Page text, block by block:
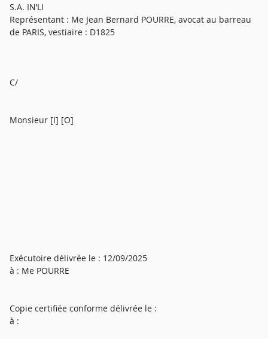
S.A. IN’LI
Représentant : Me Jean Bernard POURRE, avocat au barreau
de PARIS, vestiaire : D1825
C/
Monsieur [I] [O]
Exécutoire délivrée le : 12/09/2025
à : Me POURRE
Copie certifiée conforme délivrée le :
à :